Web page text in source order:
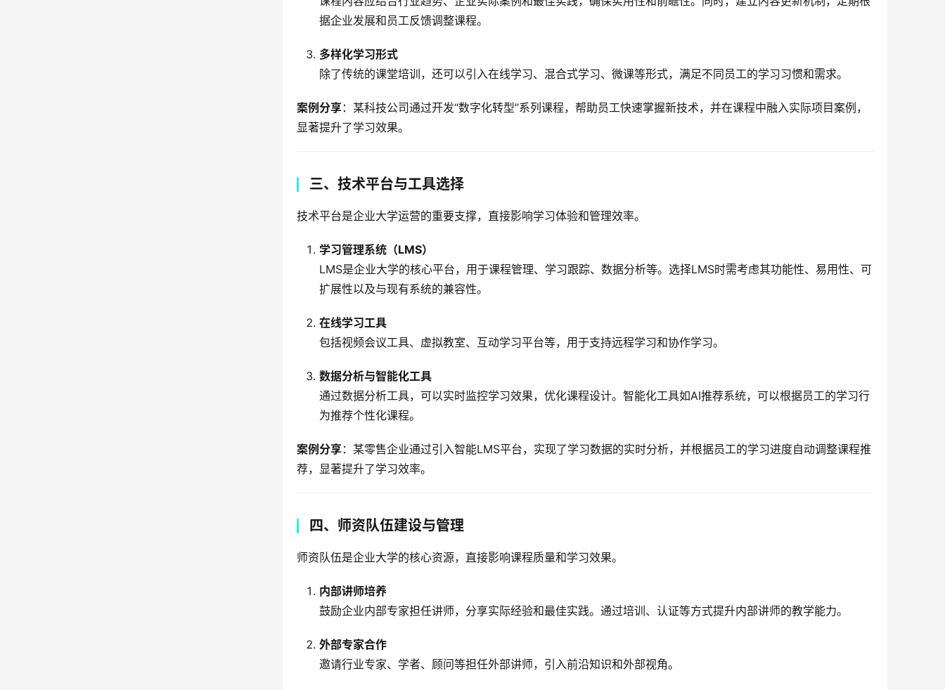
据企业发展和员工反馈调整课程。
多样化学习形式
除了传统的课堂培训，还可以引入在线学习、混合式学习、微课等形式，满足不同员工的学习习惯和需求。
案例分享：某科技公司通过开发“数字化转型”系列课程，帮助员工快速掌握新技术，并在课程中融入实际项目案例，
显著提升了学习效果。
三、技术平台与工具选择
技术平台是企业大学运营的重要支撑，直接影响学习体验和管理效率。
学习管理系统（LMS）
LMS是企业大学的核心平台，用于课程管理、学习跟踪、数据分析等。选择LMS时需考虑其功能性、易用性、可
扩展性以及与现有系统的兼容性。
在线学习工具
包括视频会议工具、虚拟教室、互动学习平台等，用于支持远程学习和协作学习。
数据分析与智能化工具
通过数据分析工具，可以实时监控学习效果，优化课程设计。智能化工具如AI推荐系统，可以根据员工的学习行
为推荐个性化课程。
案例分享：某零售企业通过引入智能LMS平台，实现了学习数据的实时分析，并根据员工的学习进度自动调整课程推
荐，显著提升了学习效率。
四、师资队伍建设与管理
师资队伍是企业大学的核心资源，直接影响课程质量和学习效果。
内部讲师培养
鼓励企业内部专家担任讲师，分享实际经验和最佳实践。通过培训、认证等方式提升内部讲师的教学能力。
外部专家合作
邀请行业专家、学者、顾问等担任外部讲师，引入前沿知识和外部视角。